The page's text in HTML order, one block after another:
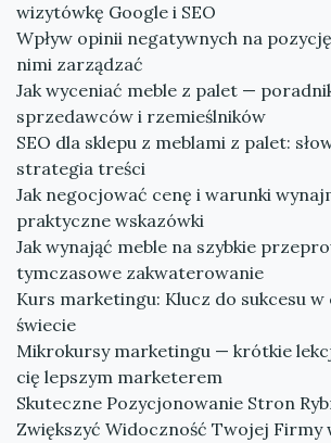
wizytówkę Google i SEO
Wpływ opinii negatywnych na
nimi zarządzać
Jak wyceniać meble z palet —
sprzedawców i rzemieślników
SEO dla sklepu z meblami z palet:
strategia treści
Jak negocjować cenę i warunki
praktyczne wskazówki
Jak wynająć meble na szybkie
tymczasowe zakwaterowanie
Kurs marketingu: Klucz do sukcesu
świecie
Mikrokursy marketingu — krótkie
cię lepszym marketerem
Skuteczne Pozycjonowanie Stron
Zwiększyć Widoczność Twojej